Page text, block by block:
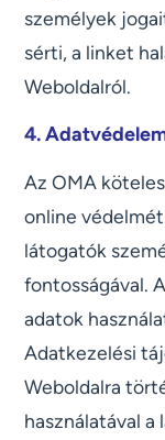
személyek
sérti, a linket
Weboldalról.
4.
Az OMA
online
látogatók
fontosságával.
adatok
Adatkezelési
Weboldalra
használatával